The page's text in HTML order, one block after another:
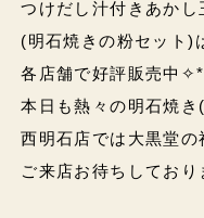
つけだし汁付きあかし
(明石焼きの粉セット)
各店舗で好評販売中
本日も熱々の明石焼
西明石店では大黒堂の
ご来店お待ちしてお